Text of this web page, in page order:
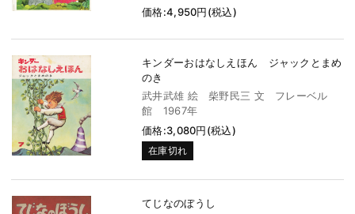
価格:4,950円(税込)
キンダーおはなしえほん ジャックとまめ
のき
武井武雄 絵 柴野民三 文 フレーベル
館 1967年
価格:3,080円(税込)
在庫切れ
てじなのぼうし